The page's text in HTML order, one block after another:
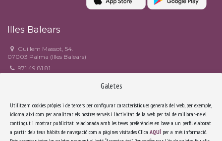
Galetes
Utilitzem cookies pròpies i de tercers per configurar característiques generals del web, per exemple,
idioma, així com per analitzar els nostres serveis i l'activitat de la web per tal de millorar-ne el
contingut i mostrar publicitat relacionada amb les teves preferències en base a un perfil elaborat
a partir dels teus hàbits de navegació com a pàgines visitades. Clica AQUÍ per a més informació.
Illes Balears
Guillem Massot, 54.
07003 Palma (Illes Balears)
971 49 81 81
Facebook
Catalunya